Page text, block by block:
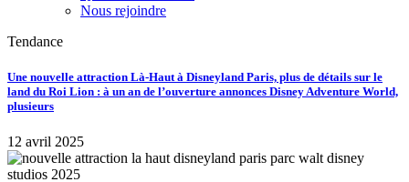
Nous rejoindre
Tendance
Une nouvelle attraction Là-Haut à Disneyland Paris, plus de détails sur le
land du Roi Lion : à un an de l’ouverture annonces Disney Adventure World,
plusieurs
12 avril 2025